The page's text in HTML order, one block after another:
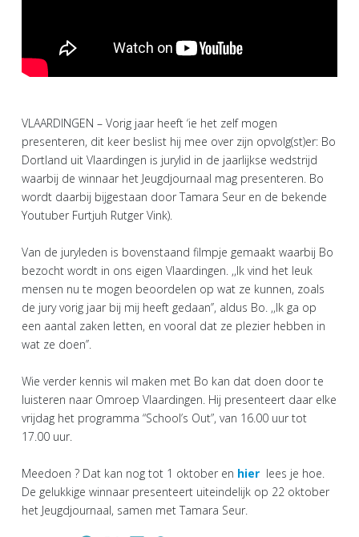
VLAARDINGEN – Vorig jaar heeft ‘ie het zelf mogen
presenteren, dit keer beslist hij mee over zijn opvolg(st)er: Bo
Dortland uit Vlaardingen is jurylid in de jaarlijkse wedstrijd
waarbij de winnaar het Jeugdjournaal mag presenteren. Bo
wordt daarbij bijgestaan door Tamara Seur en de bekende
Youtuber Furtjuh Rutger Vink).
Van de juryleden is bovenstaand filmpje gemaakt waarbij Bo
bezocht wordt in ons eigen Vlaardingen. ,,Ik vind het leuk
mensen nu te mogen beoordelen op wat ze kunnen, zoals
de jury vorig jaar bij mij heeft gedaan’’, aldus Bo. ,,Ik ga op
een aantal zaken letten, en vooral dat ze plezier hebben in
wat ze doen’’.
Wie verder kennis wil maken met Bo kan dat doen door te
luisteren naar Omroep Vlaardingen. Hij presenteert daar elke
vrijdag het programma “School’s Out”, van 16.00 uur tot
17.00 uur.
Meedoen ? Dat kan nog tot 1 oktober en hier lees je hoe.
De gelukkige winnaar presenteert uiteindelijk op 22 oktober
het Jeugdjournaal, samen met Tamara Seur.